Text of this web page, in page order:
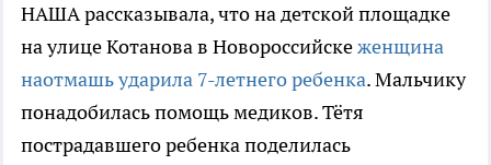
НАША рассказывала, что на детской площадке
на улице Котанова в Новороссийскеженщина
наотмашь ударила 7-летнего ребенка. Мальчику
понадобилась помощь медиков. Тётя
пострадавшего ребенка поделилась